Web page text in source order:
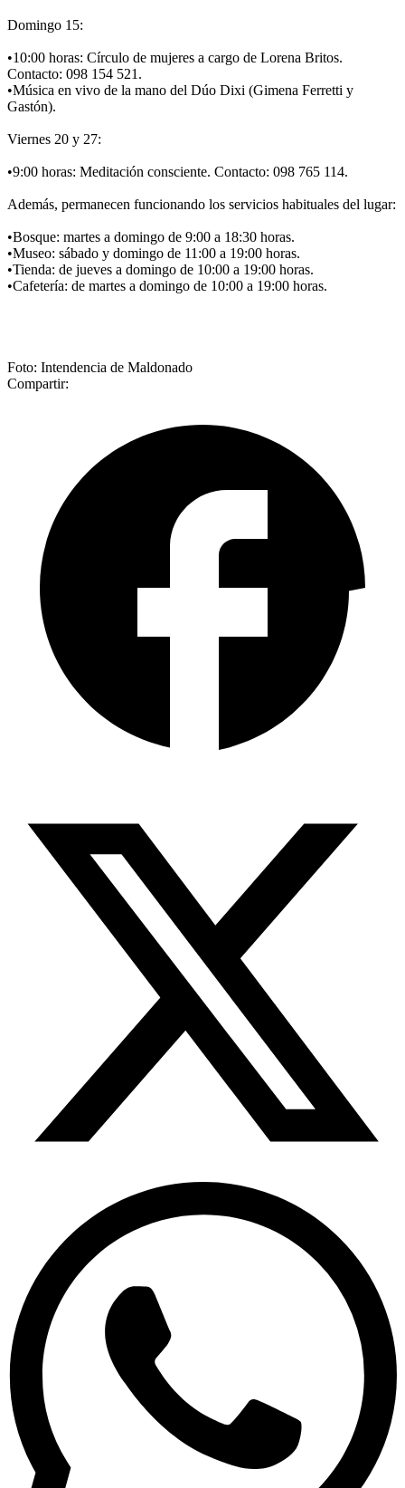
Domingo 15:
•10:00 horas: Círculo de mujeres a cargo de Lorena Britos.
Contacto: 098 154 521.
•Música en vivo de la mano del Dúo Dixi (Gimena Ferretti y
Gastón).
Viernes 20 y 27:
•9:00 horas: Meditación consciente. Contacto: 098 765 114.
Además, permanecen funcionando los servicios habituales del lugar:
•Bosque: martes a domingo de 9:00 a 18:30 horas.
•Museo: sábado y domingo de 11:00 a 19:00 horas.
•Tienda: de jueves a domingo de 10:00 a 19:00 horas.
•Cafetería: de martes a domingo de 10:00 a 19:00 horas.
Foto: Intendencia de Maldonado
Compartir: